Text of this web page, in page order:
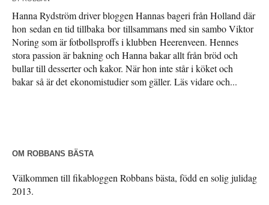
Hanna Rydström driver bloggen Hannas bageri från Holland där
hon sedan en tid tillbaka bor tillsammans med sin sambo Viktor
Noring som är fotbollsproffs i klubben Heerenveen. Hennes
stora passion är bakning och Hanna bakar allt från bröd och
bullar till desserter och kakor. När hon inte står i köket och
bakar så är det ekonomistudier som gäller. Läs vidare och...
OM ROBBANS BÄSTA
Välkommen till fikabloggen Robbans bästa, född en solig julidag
2013.